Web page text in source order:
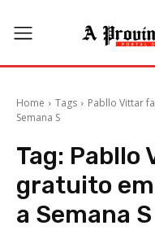
Home Tags
Pabllo Vittar
Semana S
Tag: Pabllo
gratuito
a Semana S